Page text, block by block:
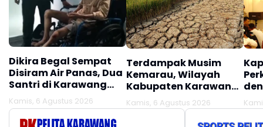
Dikira Begal Sempat
Disiram Air Panas, Dua
Santri di Karawang
Terluka Akibat Aksi
Oknum Linmas
Kamis, 6 Agustus 2026
Terdampak Musim
Kemarau, Wilayah
Kabupaten Karawang
Kekeringan Makin
Meluas
Kamis, 6 Agustus 2026